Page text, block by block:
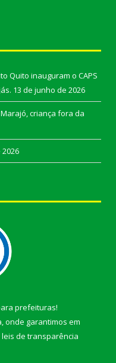
Quito inauguram o CAPS
13 de junho de 2026
Marajó, criança fora da
prefeituras!
onde garantimos em
leis de transparência